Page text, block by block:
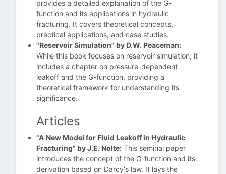
provides a detailed explanation of the G-
function and its applications in hydraulic
fracturing. It covers theoretical concepts,
practical applications, and case studies.
"Reservoir Simulation" by D.W. Peaceman:
While this book focuses on reservoir simulation, it
includes a chapter on pressure-dependent
leakoff and the G-function, providing a
theoretical framework for understanding its
significance.
Articles
"A New Model for Fluid Leakoff in Hydraulic
Fracturing" by J.E. Nolte: This seminal paper
introduces the concept of the G-function and its
derivation based on Darcy's law. It lays the